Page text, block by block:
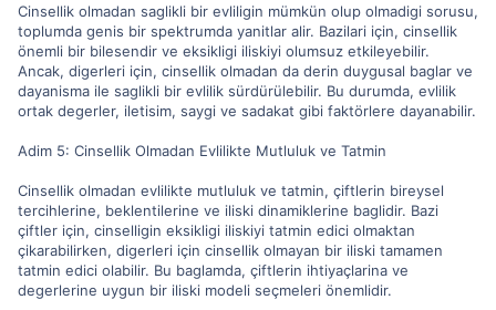
Cinsellik olmadan saglikli bir evliligin mümkün olup olmadigi sorusu,
toplumda genis bir spektrumda yanitlar alir. Bazilari için, cinsellik
önemli bir bilesendir ve eksikligi iliskiyi olumsuz etkileyebilir.
Ancak, digerleri için, cinsellik olmadan da derin duygusal baglar ve
dayanisma ile saglikli bir evlilik sürdürülebilir. Bu durumda, evlilik
ortak degerler, iletisim, saygi ve sadakat gibi faktörlere dayanabilir.
Adim 5: Cinsellik Olmadan Evlilikte Mutluluk ve Tatmin
Cinsellik olmadan evlilikte mutluluk ve tatmin, çiftlerin bireysel
tercihlerine, beklentilerine ve iliski dinamiklerine baglidir. Bazi
çiftler için, cinselligin eksikligi iliskiyi tatmin edici olmaktan
çikarabilirken, digerleri için cinsellik olmayan bir iliski tamamen
tatmin edici olabilir. Bu baglamda, çiftlerin ihtiyaçlarina ve
degerlerine uygun bir iliski modeli seçmeleri önemlidir.